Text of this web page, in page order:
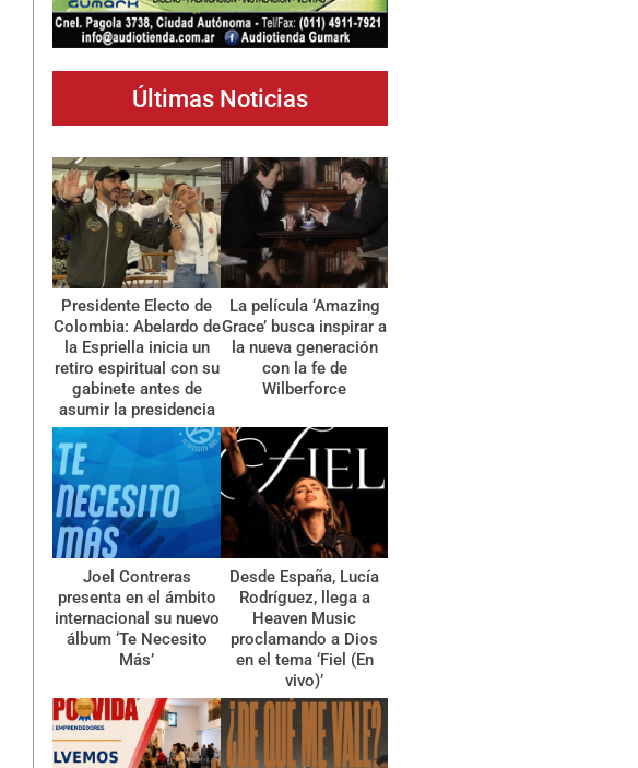
Últimas Noticias
Presidente Electo de
Colombia: Abelardo de
la Espriella inicia un
retiro espiritual con su
gabinete antes de
asumir la presidencia
La película ‘Amazing
Grace’ busca inspirar a
la nueva generación
con la fe de
Wilberforce
Joel Contreras
presenta en el ámbito
internacional su nuevo
álbum ‘Te Necesito
Más’
Desde España, Lucía
Rodríguez, llega a
Heaven Music
proclamando a Dios
en el tema ‘Fiel (En
vivo)’